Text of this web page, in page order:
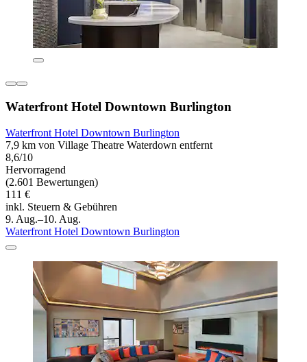
Waterfront Hotel Downtown Burlington
Waterfront Hotel Downtown Burlington
7,9 km von Village Theatre Waterdown entfernt
8,6/10
Hervorragend
(2.601 Bewertungen)
111 €
inkl. Steuern & Gebühren
9. Aug.–10. Aug.
Waterfront Hotel Downtown Burlington